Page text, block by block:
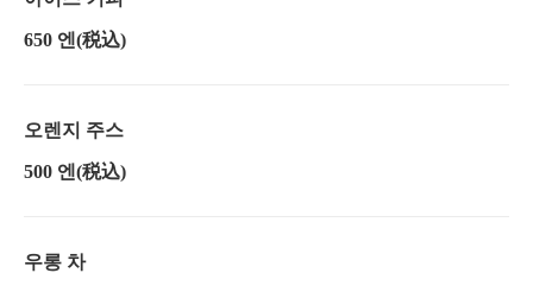
650 엔 (税込)
오렌지 주스
500 엔 (税込)
우롱 차